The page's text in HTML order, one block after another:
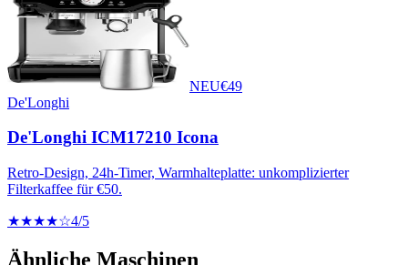
NEU€49
De'Longhi
De'Longhi ICM17210 Icona
Retro-Design, 24h-Timer, Warmhalteplatte: unkomplizierter
Filterkaffee für €50.
★★★★☆4/5
Ähnliche Maschinen